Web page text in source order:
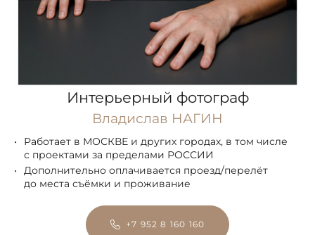
Интерьерный фотограф
Владислав НАГИН
Работает в МОСКВЕ и других городах, в том числе
с проектами за пределами РОССИИ
Дополнительно оплачивается проезд/перелёт
до места съёмки и проживание
+7 952 8 160 160